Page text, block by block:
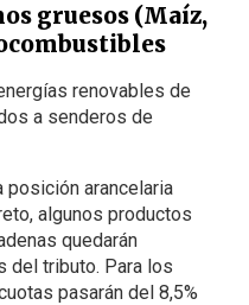
gruesos (Maíz,
renovables de
a senderos de
posición arancelaria
algunos productos
quedarán
del tributo. Para los
pasarán del 8,5%